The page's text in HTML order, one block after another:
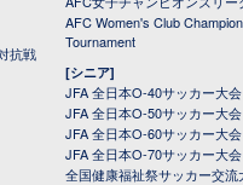
抗戦
AFC Women's Club
Tournament
[シニア]
JFA 全日本O-40サッカー大会
JFA 全日本O-50サッカー大会
JFA 全日本O-60サッカー大会
JFA 全日本O-70サッカー大会
全国健康福祉祭サッカー交